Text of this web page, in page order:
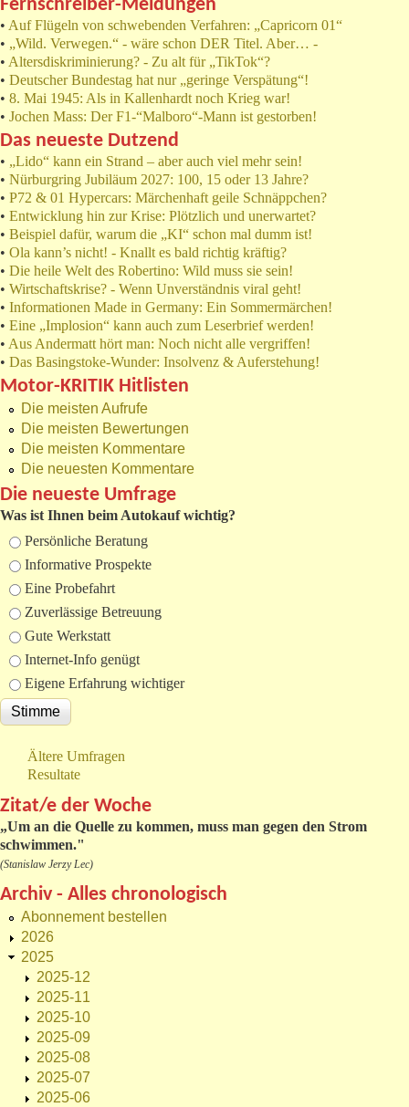
Fernschreiber-Meldungen
• Auf Flügeln von schwebenden Verfahren: „Capricorn 01“
• „Wild. Verwegen.“ - wäre schon DER Titel. Aber… -
• Altersdiskriminierung? - Zu alt für „TikTok“?
• Deutscher Bundestag hat nur „geringe Verspätung“!
• 8. Mai 1945: Als in Kallenhardt noch Krieg war!
• Jochen Mass: Der F1-“Malboro“-Mann ist gestorben!
Das neueste Dutzend
• „Lido“ kann ein Strand – aber auch viel mehr sein!
• Nürburgring Jubiläum 2027: 100, 15 oder 13 Jahre?
• P72 & 01 Hypercars: Märchenhaft geile Schnäppchen?
• Entwicklung hin zur Krise: Plötzlich und unerwartet?
• Beispiel dafür, warum die „KI“ schon mal dumm ist!
• Ola kann’s nicht! - Knallt es bald richtig kräftig?
• Die heile Welt des Robertino: Wild muss sie sein!
• Wirtschaftskrise? - Wenn Unverständnis viral geht!
• Informationen Made in Germany: Ein Sommermärchen!
• Eine „Implosion“ kann auch zum Leserbrief werden!
• Aus Andermatt hört man: Noch nicht alle vergriffen!
• Das Basingstoke-Wunder: Insolvenz & Auferstehung!
Motor-KRITIK Hitlisten
Die meisten Aufrufe
Die meisten Bewertungen
Die meisten Kommentare
Die neuesten Kommentare
Die neueste Umfrage
Was ist Ihnen beim Autokauf wichtig?
Auswahlmöglichkeiten
Persönliche Beratung
Informative Prospekte
Eine Probefahrt
Zuverlässige Betreuung
Gute Werkstatt
Internet-Info genügt
Eigene Erfahrung wichtiger
Ältere Umfragen
Resultate
Zitat/e der Woche
„Um an die Quelle zu kommen, muss man gegen den Strom
schwimmen."
(Stanislaw Jerzy Lec)
Archiv - Alles chronologisch
Abonnement bestellen
2026
2025
2025-12
2025-11
2025-10
2025-09
2025-08
2025-07
2025-06